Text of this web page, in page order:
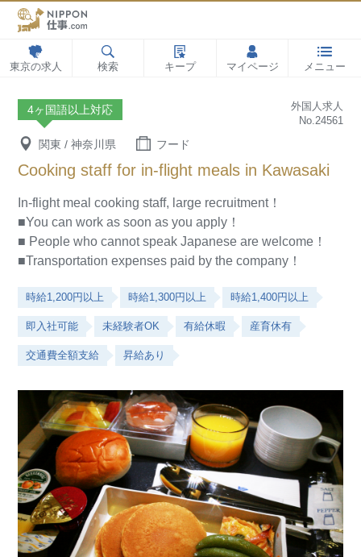
東京の求人 検索 キープ マイページ メニュー
4ヶ国語以上対応
外国人求人
No.24561
関東 / 神奈川県 フード
Cooking staff for in-flight meals in Kawasaki
In-flight meal cooking staff, large recruitment！
■You can work as soon as you apply！
■ People who cannot speak Japanese are welcome！
■Transportation expenses paid by the company！
時給1,200円以上 時給1,300円以上 時給1,400円以上
即入社可能 未経験者OK 有給休暇 産育休有
交通費全額支給 昇給あり